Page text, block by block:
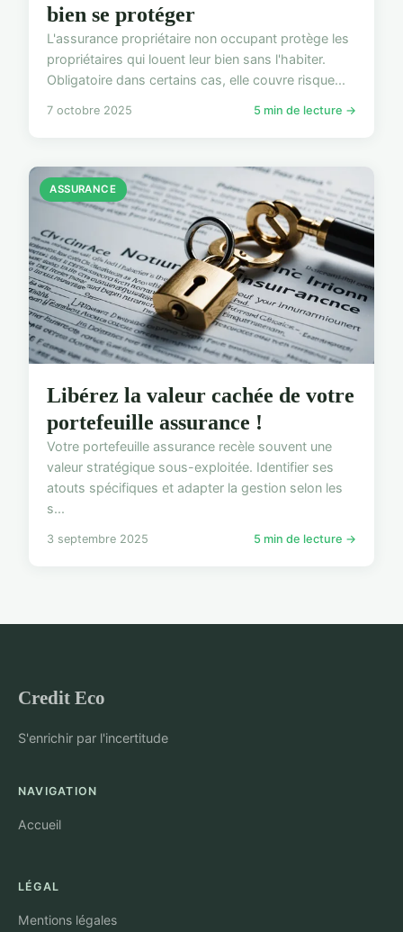
bien se protéger
L'assurance propriétaire non occupant protège les
propriétaires qui louent leur bien sans l'habiter.
Obligatoire dans certains cas, elle couvre risque...
7 octobre 2025 5 min de lecture →
ASSURANCE
Libérez la valeur cachée de votre
portefeuille assurance !
Votre portefeuille assurance recèle souvent une
valeur stratégique sous-exploitée. Identifier ses
atouts spécifiques et adapter la gestion selon les
s...
3 septembre 2025 5 min de lecture →
Credit Eco
S'enrichir par l'incertitude
NAVIGATION
Accueil
LÉGAL
Mentions légales